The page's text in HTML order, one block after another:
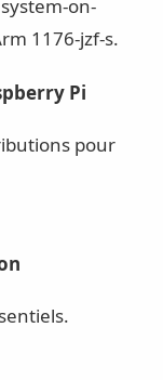
on-
1176-jzf-s.
Pi
pour